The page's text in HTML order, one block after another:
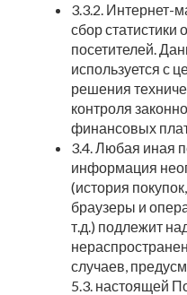
3.3.2. Интернет-
сбор статистики
посетителей.
используется с
решения
контроля
финансовых
3.4. Любая иная
информация
(история
браузеры и
т.д.) подлежит
случаев,
5.3. настоящей